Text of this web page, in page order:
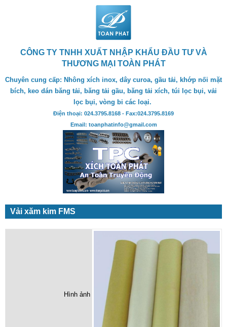
CÔNG TY TNHH XUẤT NHẬP KHẨU ĐẦU TƯ VÀ
THƯƠNG MẠI TOÀN PHÁT
Chuyên cung cấp: Nhông xích inox, dây curoa, gầu tải, khớp nối mặt
bích, keo dán băng tải, băng tải gầu, băng tải xích, túi lọc bụi, vải
lọc bụi, vòng bi các loại.
Điện thoại: 024.3795.8168 - Fax:024.3795.8169
Email: toanphatinfo@gmail.com
Vải xăm kim FMS
Hình ảnh